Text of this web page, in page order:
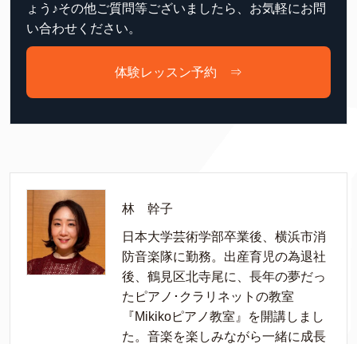
ょう♪その他ご質問等ございましたら、お気軽にお問
い合わせください。
体験レッスン予約 ⇒
林 幹子
日本大学芸術学部卒業後、横浜市消
防音楽隊に勤務。出産育児の為退社
後、鶴見区北寺尾に、長年の夢だっ
たピアノ･クラリネットの教室
『Mikikoピアノ教室』を開講しまし
た。音楽を楽しみながら一緒に成長